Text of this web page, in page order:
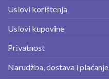
Uslovi korištenja
Uslovi kupovine
Privatnost
Narudžba, dostava i plaćanje